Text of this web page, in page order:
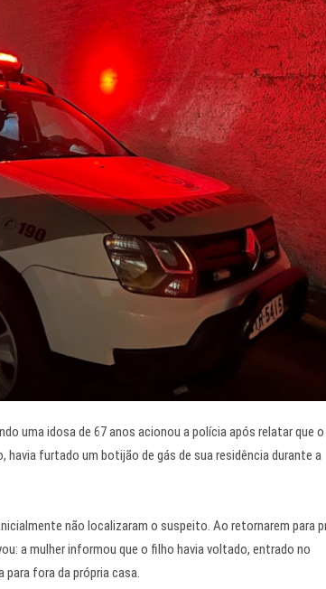
uma idosa de 67 anos acionou a polícia após relatar que
havia furtado um botijão de gás de sua residência durante a
não localizaram o suspeito. Ao retornarem para
a mulher informou que o filho havia voltado, entrado no
fora da própria casa.